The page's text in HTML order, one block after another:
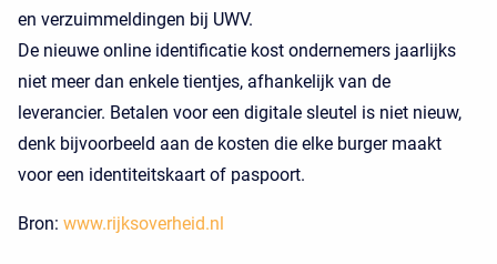
en verzuimmeldingen bij UWV.
De nieuwe online identificatie kost ondernemers jaarlijks
niet meer dan enkele tientjes, afhankelijk van de
leverancier. Betalen voor een digitale sleutel is niet nieuw,
denk bijvoorbeeld aan de kosten die elke burger maakt
voor een identiteitskaart of paspoort.
Bron: www.rijksoverheid.nl